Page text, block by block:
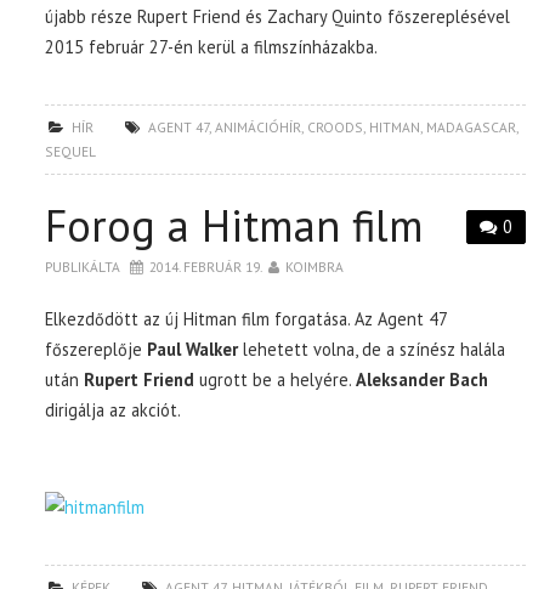
újabb része Rupert Friend és Zachary Quinto főszereplésével
2015 február 27-én kerül a filmszínházakba.
HÍR AGENT 47,ANIMÁCIÓHÍR, CROODS, HITMAN, MADAGASCAR,
SEQUEL
0
Forog a Hitman film
PUBLIKÁLTA 2014. FEBRUÁR 19. KOIMBRA
Elkezdődött az új Hitman film forgatása. Az Agent 47
főszereplője Paul Walkerlehetett volna, de a színész halála
után Rupert Friend ugrott be a helyére. Aleksander Bach
dirigálja az akciót.